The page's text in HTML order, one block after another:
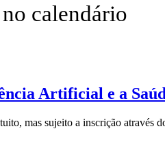
calendário
Artificial e a
mas sujeito a inscrição através